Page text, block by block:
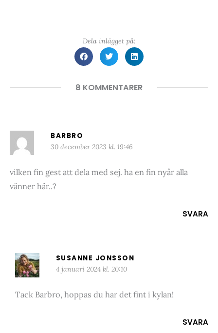
Dela inlägget på:
8 KOMMENTARER
BARBRO
30 december 2023 kl. 19:46
vilken fin gest att dela med sej. ha en fin nyår alla
vänner här..?
SVARA
SUSANNE JONSSON
4 januari 2024 kl. 20:10
Tack Barbro, hoppas du har det fint i kylan!
SVARA